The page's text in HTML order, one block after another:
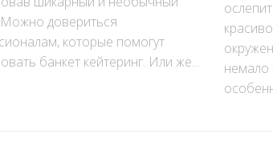
Можно довериться
которые помогут
банкет кейтеринг. Или же...
немало